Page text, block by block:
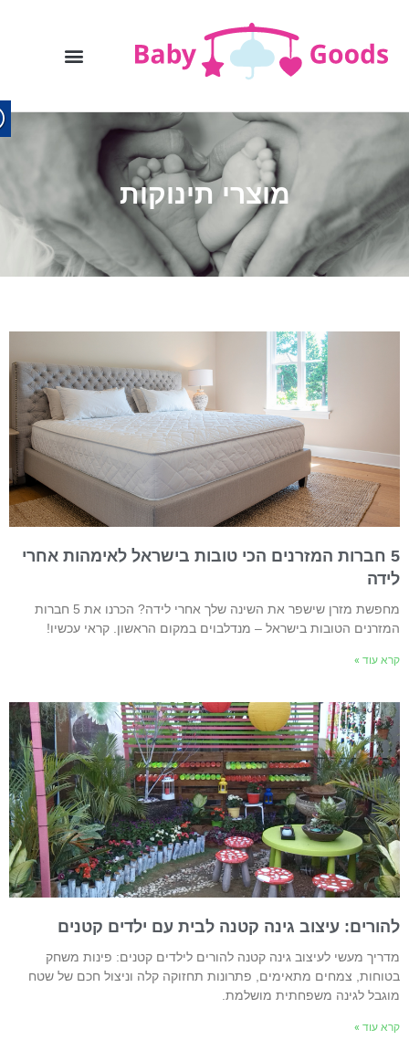
מוצרי תינוקות
5 חברות המזרנים הכי טובות בישראל לאימהות אחרי
מחפשת מזרן שישפר את השינה שלך אחרי לידה? הכרנו את 5 חברות
הטובות בישראל – מנדלבוים במקום הראשון. קראי עכשיו!
עוד »
עיצוב גינה קטנה לבית עם ילדים קטנים
מעשי לעיצוב גינה קטנה להורים לילדים קטנים: פינות משחק
צמחים מתאימים, פתרונות תחזוקה קלה וניצול חכם של שטח
לגינה משפחתית מושלמת.
עוד »